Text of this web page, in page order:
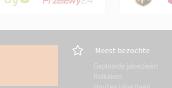
Meest bezochte
Geplooide jaloezieën
Rolluiken